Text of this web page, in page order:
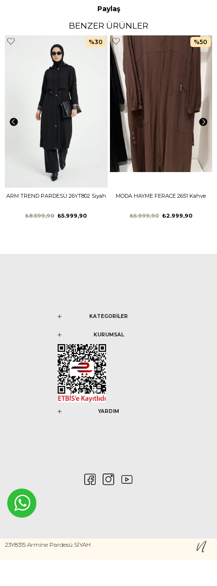
Paylaş
BENZER ÜRÜNLER
ARM TREND PARDESÜ 26YT802 Siyah
₺5.999,90
₺8.599,90
%30
MODA HAYME FERACE 2651 Kahve
₺2.999,90
₺5.999,90
%50
KATEGORİLER
KURUMSAL
YARDIM
23Y8315 Armine Pardesü SİYAH